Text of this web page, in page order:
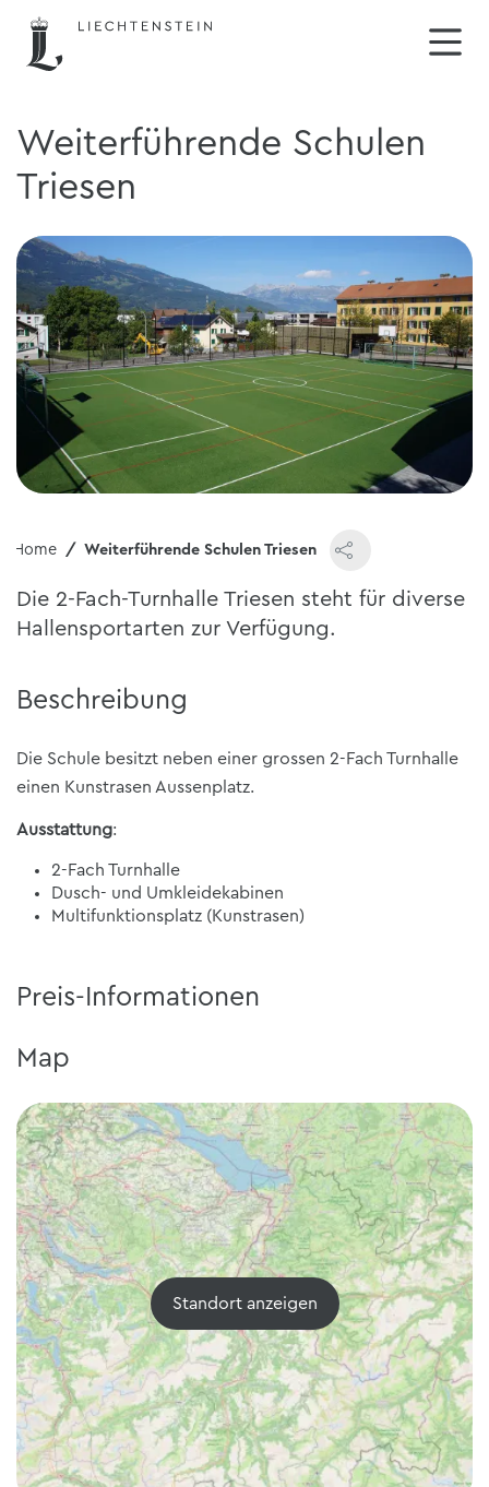
Weiterführende Schulen
Triesen
Home Weiterführende Schulen Triesen
Die 2-Fach-Turnhalle Triesen steht für diverse
Hallensportarten zur Verfügung.
Beschreibung
Die Schule besitzt neben einer grossen 2-Fach Turnhalle
einen Kunstrasen Aussenplatz.
Ausstattung:
2-Fach Turnhalle
Dusch- und Umkleidekabinen
Multifunktionsplatz (Kunstrasen)
Preis-Informationen
Map
Standort anzeigen